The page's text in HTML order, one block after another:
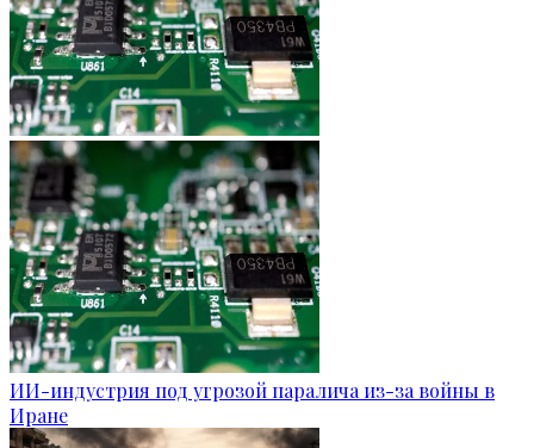
ИИ-индустрия под угрозой паралича из-за войны в
Иране